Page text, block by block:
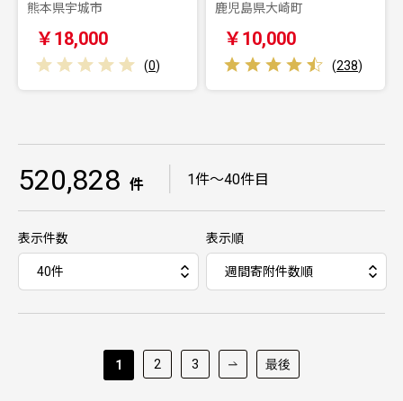
熊本県宇城市
￥18,000
(0)
鹿児島県大崎町
￥10,000
(238)
520,828 件 1件～40件目
表示件数 表示順
1 2 3 最後